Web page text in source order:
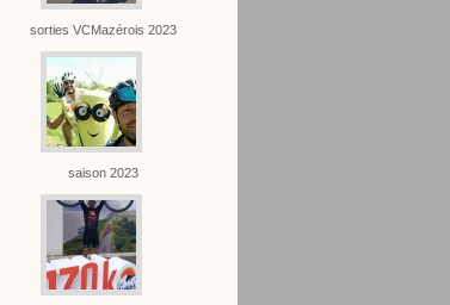
sorties VCMazérois 2023
saison 2023